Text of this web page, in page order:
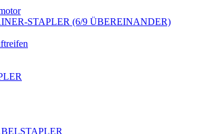
STAPLER (6/9 ÜBEREINANDER)